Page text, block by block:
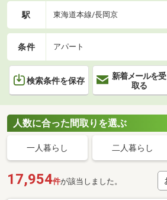
駅 東海道本線/長岡京
条件 アパート
検索条件を保存
新着メールを受
取る
人数に合った間取りを選ぶ
一人暮らし 二人暮らし
17,954件が該当しました。